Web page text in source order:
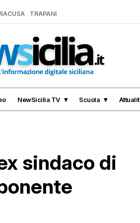
TRAPANI
NewSicilia TV Scuola
sindaco di